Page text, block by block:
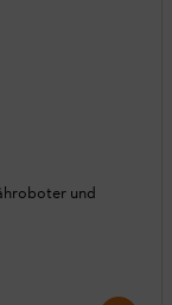
und